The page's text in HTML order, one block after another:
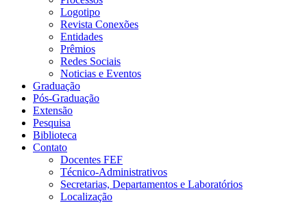
Logotipo
Revista Conexões
Entidades
Prêmios
Redes Sociais
Noticias e Eventos
Graduação
Pós-Graduação
Extensão
Pesquisa
Biblioteca
Contato
Docentes FEF
Técnico-Administrativos
Secretarias, Departamentos e Laboratórios
Localização